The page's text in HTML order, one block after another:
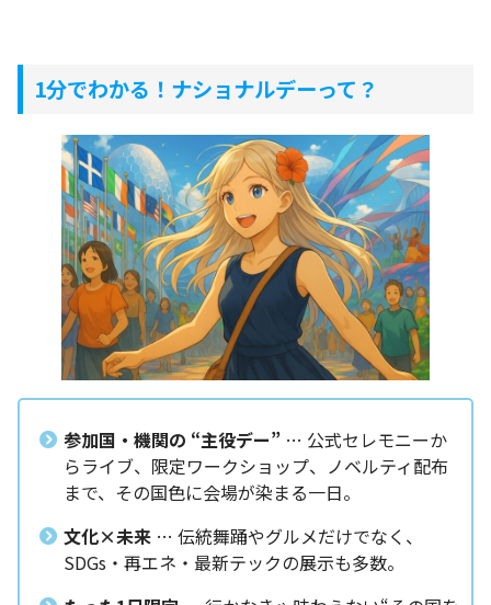
1分でわかる！ナショナルデーって？
参加国・機関の “主役デー” … 公式セレモニーか
らライブ、限定ワークショップ、ノベルティ配布
まで、その国色に会場が染まる一日。
文化×未来 … 伝統舞踊やグルメだけでなく、
SDGs・再エネ・最新テックの展示も多数。